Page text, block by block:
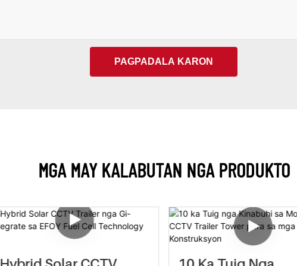
PAGPADALA KARON
MGA MAY KALABUTAN NGA PRODUKTO